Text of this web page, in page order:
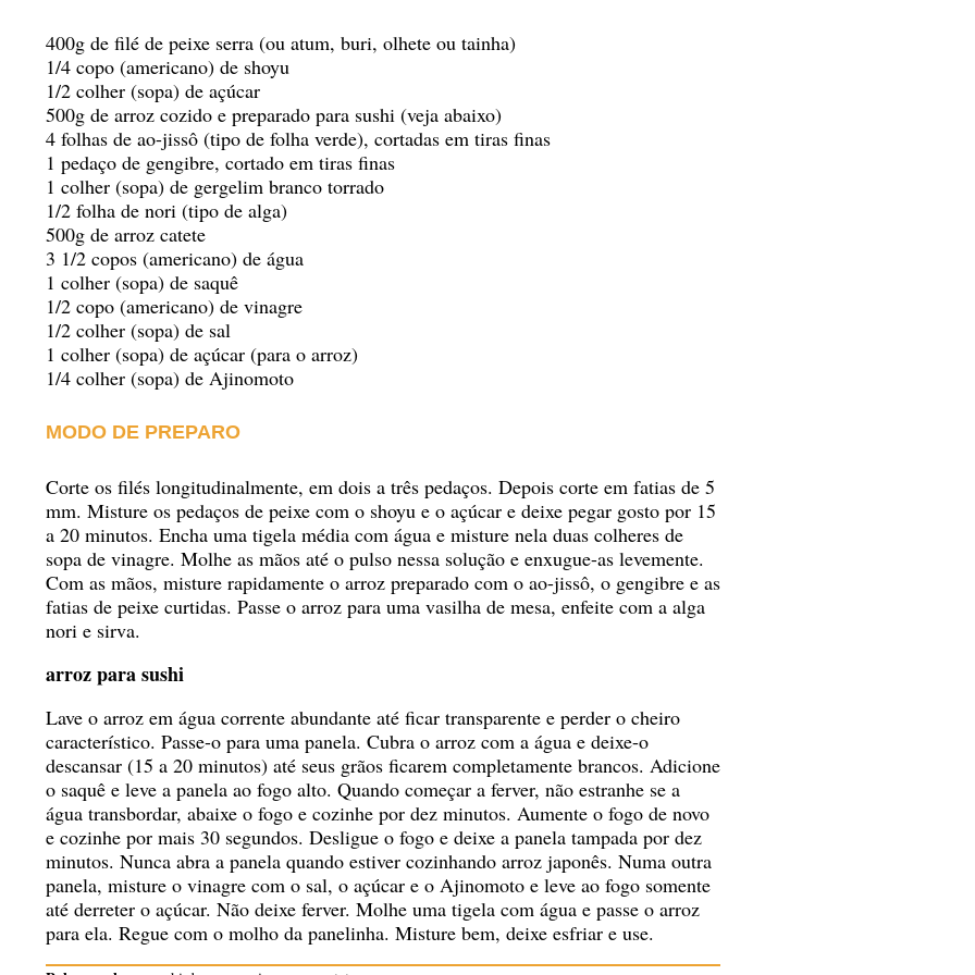
400g de filé de peixe serra (ou atum, buri, olhete ou tainha)
1/4 copo (americano) de shoyu
1/2 colher (sopa) de açúcar
500g de arroz cozido e preparado para sushi (veja abaixo)
4 folhas de ao-jissô (tipo de folha verde), cortadas em tiras finas
1 pedaço de gengibre, cortado em tiras finas
1 colher (sopa) de gergelim branco torrado
1/2 folha de nori (tipo de alga)
500g de arroz catete
3 1/2 copos (americano) de água
1 colher (sopa) de saquê
1/2 copo (americano) de vinagre
1/2 colher (sopa) de sal
1 colher (sopa) de açúcar (para o arroz)
1/4 colher (sopa) de Ajinomoto
MODO DE PREPARO
Corte os filés longitudinalmente, em dois a três pedaços. Depois corte em fatias de 5
mm. Misture os pedaços de peixe com o shoyu e o açúcar e deixe pegar gosto por 15
a 20 minutos. Encha uma tigela média com água e misture nela duas colheres de
sopa de vinagre. Molhe as mãos até o pulso nessa solução e enxugue-as levemente.
Com as mãos, misture rapidamente o arroz preparado com o ao-jissô, o gengibre e as
fatias de peixe curtidas. Passe o arroz para uma vasilha de mesa, enfeite com a alga
nori e sirva.
arroz para sushi
Lave o arroz em água corrente abundante até ficar transparente e perder o cheiro
característico. Passe-o para uma panela. Cubra o arroz com a água e deixe-o
descansar (15 a 20 minutos) até seus grãos ficarem completamente brancos. Adicione
o saquê e leve a panela ao fogo alto. Quando começar a ferver, não estranhe se a
água transbordar, abaixe o fogo e cozinhe por dez minutos. Aumente o fogo de novo
e cozinhe por mais 30 segundos. Desligue o fogo e deixe a panela tampada por dez
minutos. Nunca abra a panela quando estiver cozinhando arroz japonês. Numa outra
panela, misture o vinagre com o sal, o açúcar e o Ajinomoto e leve ao fogo somente
até derreter o açúcar. Não deixe ferver. Molhe uma tigela com água e passe o arroz
para ela. Regue com o molho da panelinha. Misture bem, deixe esfriar e use.